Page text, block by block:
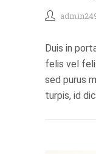
Duis in
felis vel
sed purus
turpis, id